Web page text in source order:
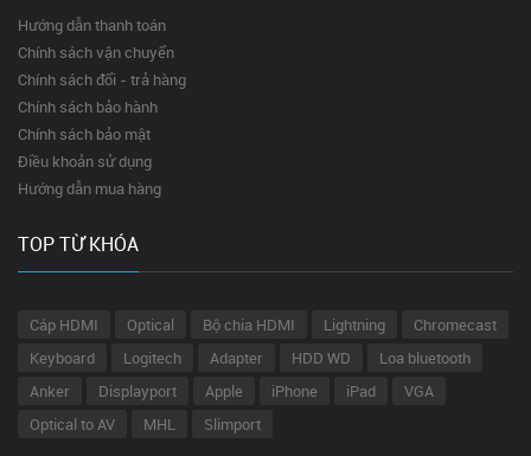
Hướng dẫn thanh toán
Chính sách vận chuyển
Chính sách đổi - trả hàng
Chính sách bảo hành
Chính sách bảo mật
Điều khoản sử dụng
Hướng dẫn mua hàng
TOP TỪ KHÓA
Cáp HDMI Optical Bộ chia HDMI Lightning
Chromecast
Keyboard
Logitech Adapter HDD WD
Loa bluetooth
Anker
Displayport Apple iPhone iPad
VGA
Optical to AV
MHL Slimport